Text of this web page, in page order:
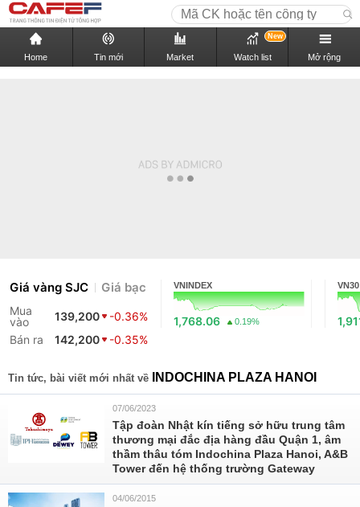
Home Tin mới Market Watch list
New
Mở rộng
Giá vàng SJC Giá bạc
Mua
vào
139,200
-0.36%
Bán ra
142,200 -0.35%
VNINDEX
1,768.06 0.19%
VN30
Tin tức, bài viết mới nhất về INDOCHINA PLAZA HANOI
07/06/2023
Tập đoàn Nhật kín tiếng sở hữu trung tâm
thương mại đắc địa hàng đầu Quận 1, âm
thầm thâu tóm Indochina Plaza Hanoi, A&B
Tower đến hệ thống trường Gateway
04/06/2015